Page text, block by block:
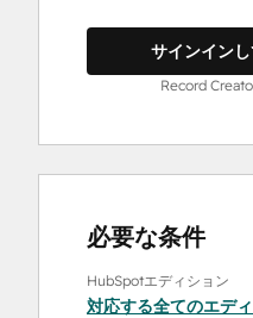
サインイン
Record
必要な条件
HubSpotエディション
対応する全てのエデ